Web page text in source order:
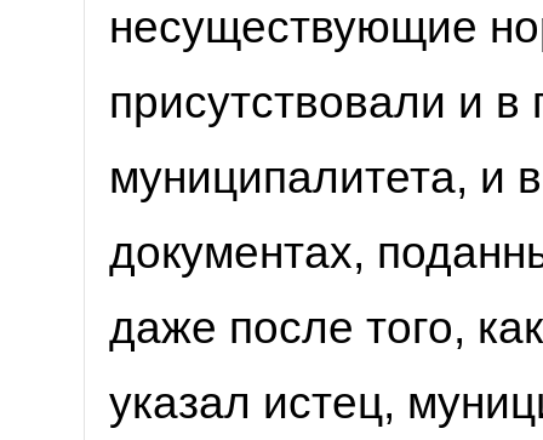
несуществующие
присутствовали и в
муниципалитета, и
документах,
даже после того,
указал истец,